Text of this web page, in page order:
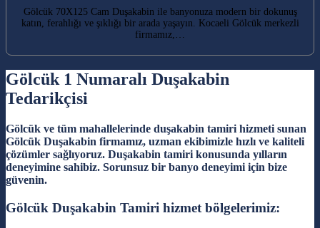
Gölcük 70X125 Cam Duşakabin ile banyonuza modern bir dokunuş
katın, ferahlığı ve şıklığı bir arada yaşayın. Kocaeli Gölcük merkezli
firmamız,…
Gölcük 1 Numaralı Duşakabin
Tedarikçisi
Gölcük ve tüm mahallelerinde duşakabin tamiri hizmeti sunan
Gölcük Duşakabin firmamız, uzman ekibimizle hızlı ve kaliteli
çözümler sağlıyoruz. Duşakabin tamiri konusunda yılların
deneyimine sahibiz. Sorunsuz bir banyo deneyimi için bize
güvenin.
Gölcük Duşakabin Tamiri hizmet bölgelerimiz: